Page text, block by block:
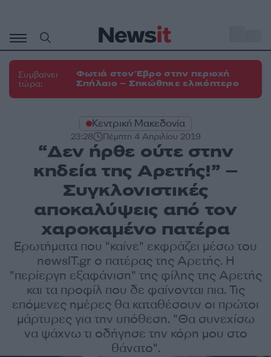
περιεχόμενο
Συμβαίνει
τώρα:
Φωτιά στον Έβρο στην περιοχή
Σπήλαιο – Σηκώθηκε ελικόπτερο
Κεντρική Μακεδονία
23:28 Πέμπτη 4 Απριλίου 2019
“Δεν ήρθε ούτε στην
κηδεία της Αρετής!” –
Συγκλονιστικές
αποκαλύψεις από τον
χαροκαμένο πατέρα
Ερωτήματα που "καίνε" εκφράζει μέσω του
newsIT.gr ο πατέρας της Αρετής. Η
"περίεργη εξαφάνιση" της φίλης της Αρετής
και τα προφίλ που δε φαίνονται πια. Τις
επόμενες ημέρες θα καταθέσουν οι πρώτοι
μάρτυρες για την υπόθεση. "Θα συνεχίσω
να ψάχνω τι οδήγησε την κόρη μου στο
θάνατο".